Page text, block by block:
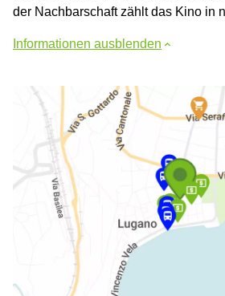
der Nachbarschaft zählt das Kino in
Informationen ausblenden